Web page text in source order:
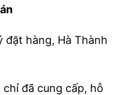
đặt hàng, Hà Thành
đã cung cấp, hỗ